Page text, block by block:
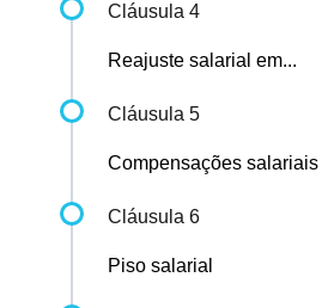
Cláusula 4
Reajuste salarial em...
Cláusula 5
Compensações salariais
Cláusula 6
Piso salarial